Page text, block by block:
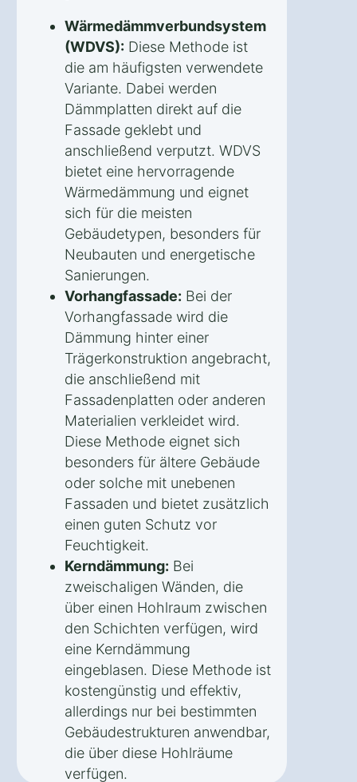
Wärmedämmverbundsystem
(WDVS): Diese Methode ist
die am häufigsten verwendete
Variante. Dabei werden
Dämmplatten direkt auf die
Fassade geklebt und
anschließend verputzt. WDVS
bietet eine hervorragende
Wärmedämmung und eignet
sich für die meisten
Gebäudetypen, besonders für
Neubauten und energetische
Sanierungen.
Vorhangfassade: Bei der
Vorhangfassade wird die
Dämmung hinter einer
Trägerkonstruktion angebracht,
die anschließend mit
Fassadenplatten oder anderen
Materialien verkleidet wird.
Diese Methode eignet sich
besonders für ältere Gebäude
oder solche mit unebenen
Fassaden und bietet zusätzlich
einen guten Schutz vor
Feuchtigkeit.
Kerndämmung: Bei
zweischaligen Wänden, die
über einen Hohlraum zwischen
den Schichten verfügen, wird
eine Kerndämmung
eingeblasen. Diese Methode ist
kostengünstig und effektiv,
allerdings nur bei bestimmten
Gebäudestrukturen anwendbar,
die über diese Hohlräume
verfügen.